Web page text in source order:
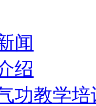
闻
绍
功教学培